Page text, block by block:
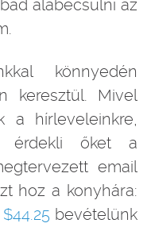
alábecsülni az
könnyedén
keresztül. Mivel
a hírleveleinkre,
érdekli őket a
email
hoz a konyhára:
$44.25 bevételünk